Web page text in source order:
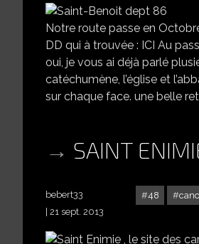
Notre route passe en
DD qui à trouvée : ICI Au
oui, je vous ai déjà parlé
catéchumène, l’église et
sur chaque face. une belle
SAINT
48
bebert33
21 sept. 2013